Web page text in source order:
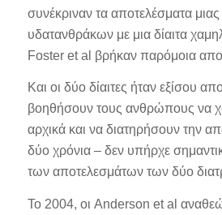
συνέκριναν τα αποτελέσματα
υδατανθράκων με μια δίαιτα
Foster et al βρήκαν παρόμοια
Και οι δύο δίαιτες ήταν εξίσου
βοηθήσουν τους ανθρώπους να
αρχικά και να διατηρήσουν την
δύο χρόνια – δεν υπήρχε
των αποτελεσμάτων των δύο
Το 2004, οι Anderson et al